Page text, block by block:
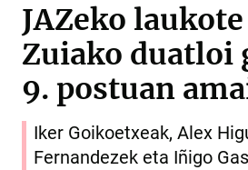
JAZeko
Zuiako duatloi
9. postuan
Iker Goikoetxeak, Alex
Fernandezek eta Iñigo